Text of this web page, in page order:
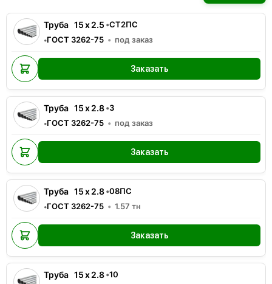
Труба 15x2.5 •СТ2ПС
•ГОСТ 3262-75 под заказ
Заказать
Труба 15x2.8•3
•ГОСТ 3262-75 под заказ
Заказать
Труба 15x2.8•08ПС
•ГОСТ 3262-75 1.57 тн
Заказать
Труба 15x2.8•10